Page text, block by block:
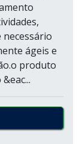
ágeis e
produto